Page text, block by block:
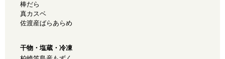
棒だら
真カスベ
佐渡産ばらあらめ
干物・塩蔵・冷凍